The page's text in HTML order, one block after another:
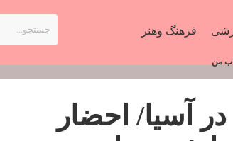
فرهنگ وهنر
در آسیا/ احضار